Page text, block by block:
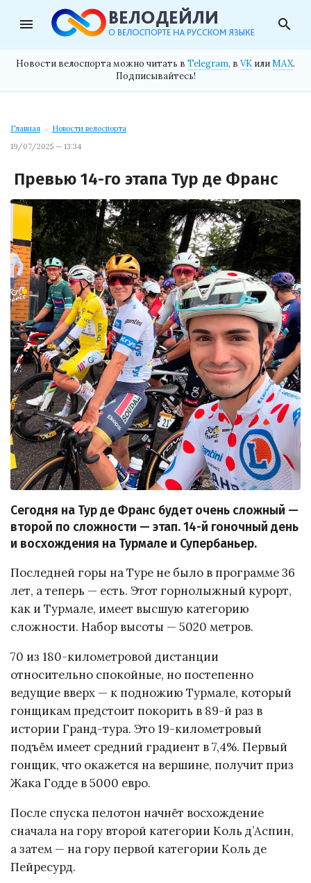
menu search
Новости велоспорта можно читать в Telegram, в VK илиMAX.
Подписывайтесь!
Главная → Новости велоспорта
19/07/2025 — 13:34
Превью 14-го этапа Тур де Франс
Сегодня на Тур де Франс будет очень сложный —
второй по сложности — этап. 14-й гоночный день
и восхождения на Турмале и Супербаньер.
Последней горы на Туре не было в программе 36
лет, а теперь — есть. Этот горнолыжный курорт,
как и Турмале, имеет высшую категорию
сложности. Набор высоты — 5020 метров.
70 из 180-километровой дистанции
относительно спокойные, но постепенно
ведущие вверх — к подножию Турмале, который
гонщикам предстоит покорить в 89-й раз в
истории Гранд-тура. Это 19-километровый
подъём имеет средний градиент в 7,4%. Первый
гонщик, что окажется на вершине, получит приз
Жака Годде в 5000 евро.
После спуска пелотон начнёт восхождение
сначала на гору второй категории Коль д’Аспин,
а затем — на гору первой категории Коль де
Пейресурд.